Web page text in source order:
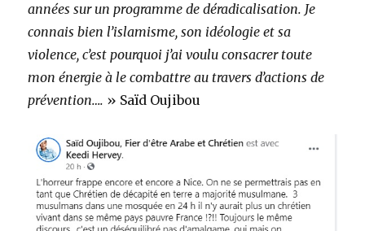
années sur un programme de déradicalisation. Je
connais bien l’islamisme, son idéologie et sa
violence, c’est pourquoi j’ai voulu consacrer toute
mon énergie à le combattre au travers d’actions de
prévention…. » Saïd Oujibou